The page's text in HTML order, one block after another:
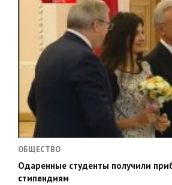
ОБЩЕСТВО
Одаренные студенты получили
стипендиям